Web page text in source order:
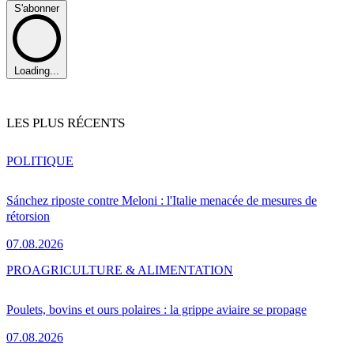
S'abonner
Loading...
LES PLUS RÉCENTS
Sánchez riposte contre Meloni : l'Italie menacée de mesures de
rétorsion
07.08.2026
POLITIQUE
Poulets, bovins et ours polaires : la grippe aviaire se propage
07.08.2026
PROAGRICULTURE & ALIMENTATION